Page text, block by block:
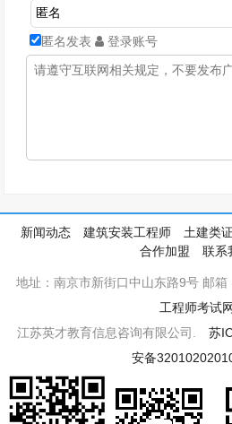
匿名发表 登录账号
新闻动态 建筑安装工程师 土建类
合作加盟
联系
地址：南京市新街口中山东路9号 邮
工程师考试网
江苏英才教育信息咨询有限公司. 苏
安备